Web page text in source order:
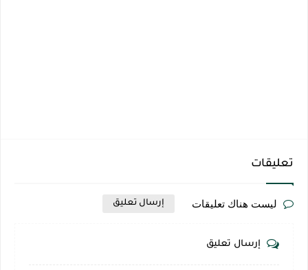
تعليقات
ليست هناك تعليقات إرسال تعليق
إرسال تعليق